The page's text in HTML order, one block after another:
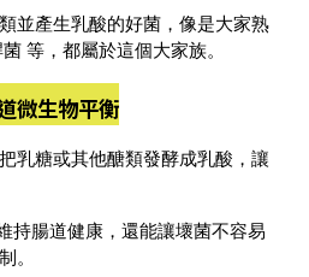
並產生乳酸的好菌 ，像是大家熟
菌 等，都屬於這個大家族。
微生物平衡
乳糖或其他醣類發酵成乳酸 ，讓
持腸道健康，還能讓壞菌不容易
。